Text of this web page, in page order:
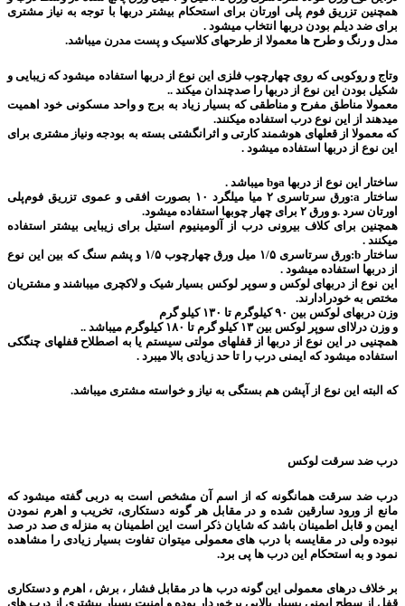
همچنین تزریق فوم پلی اورتان برای استحکام بیشتر دربها با توجه به نیاز مشتری
برای ضد دیلم بودن دربها انتخاب میشود .
مدل و رنگ و طرح ها معمولا از طرحهای کلاسیک و پست مدرن میباشد.
وتاج و روکوبی که روی چهارچوب فلزی این نوع از دربها استفاده میشود که زیبایی و
شکیل بودن این نوع از دربها را صدچندان میکند ..
معمولا مناطق مفرح و مناطقی که بسیار زیاد به برج و واحد مسکونی خود اهمیت
میدهند از این نوع درب استفاده میکنند.
که معمولا از قعلهای هوشمند کارتی و اثرانگشتی بسته به بودجه ونیاز مشتری برای
این نوع از دربها استفاده میشود .
ساختار این نوع از دربها aوb میباشد .
ساختار a:ورق سرتاسری ۲ میا میلگرد ۱۰ بصورت افقی و عموی تزریق فوم‌پلی
اورتان سرد .و ورق ۲ برای چهار چوبها استفاده میشود.
همچنین برای کلاف بیرونی درب از آلومینیوم استیل برای زیبایی بیشتر استفاده
میکنند .
ساختار b:ورق سرتاسری ۱/۵ میل ورق چهارچوب ۱/۵ و پشم سنگ که بین این نوع
از دربها استفاده میشود .
این نوع از دربهای لوکس و سوپر لوکس بسیار شیک و لاکچری میباشند و مشتریان
مختص به خودرادارند.
وزن دربهای لوکس بین ۹۰ کیلوگرم تا ۱۳۰ کیلو گرم
و وزن درلاای سوپر لوکس بین ۱۳ کیلو گرم تا ۱۸۰ کیلوگرم میباشد ‌..
همچنیی در این نوع از دربها از قفلهای مولتی سیستم یا به اصطلاح قفلهای چنگکی
استفاده میشود که ایمنی درب را تا حد زیادی بالا میبرد .
که البته این نوع از آپشن هم بستگی به نیاز و خواسته مشتری میباشد.
درب ضد سرقت لوکس
درب ضد سرقت همانگونه که از اسم آن مشخص است به دربی گفته میشود که
مانع از ورود سارقین شده و در مقابل هر گونه دستکاری، تخریب و اهرم نمودن
ایمن و قابل اطمینان باشد که شایان ذکر است این اطمینان به منزله ی صد در صد
نبوده ولی در مقایسه با درب های معمولی میتوان تفاوت بسیار زیادی را مشاهده
نمود و به استحکام این درب ها پی برد.
بر خلاف درهای معمولی این گونه درب ها در مقابل فشار ، برش ، اهرم و دستکاری
قفل از سطح ایمنی بسیار بالایی برخوردار بوده و امنیت بسیار بیشتری از درب های